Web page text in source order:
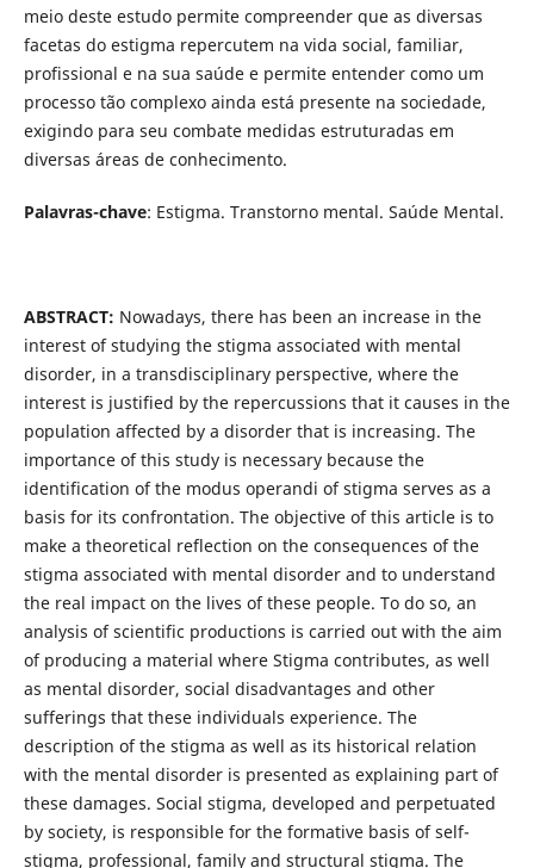
meio deste estudo permite compreender que as diversas
facetas do estigma repercutem na vida social, familiar,
profissional e na sua saúde e permite entender como um
processo tão complexo ainda está presente na sociedade,
exigindo para seu combate medidas estruturadas em
diversas áreas de conhecimento.
Palavras-chave: Estigma. Transtorno mental. Saúde Mental.
ABSTRACT: Nowadays, there has been an increase in the
interest of studying the stigma associated with mental
disorder, in a transdisciplinary perspective, where the
interest is justified by the repercussions that it causes in the
population affected by a disorder that is increasing. The
importance of this study is necessary because the
identification of the modus operandi of stigma serves as a
basis for its confrontation. The objective of this article is to
make a theoretical reflection on the consequences of the
stigma associated with mental disorder and to understand
the real impact on the lives of these people. To do so, an
analysis of scientific productions is carried out with the aim
of producing a material where Stigma contributes, as well
as mental disorder, social disadvantages and other
sufferings that these individuals experience. The
description of the stigma as well as its historical relation
with the mental disorder is presented as explaining part of
these damages. Social stigma, developed and perpetuated
by society, is responsible for the formative basis of self-
stigma, professional, family and structural stigma. The